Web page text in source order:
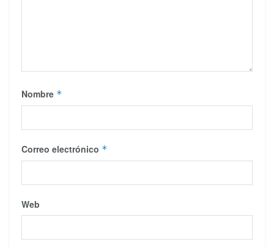
Nombre *
Correo electrónico *
Web